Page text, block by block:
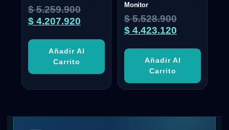
$5.259.900
$ 4.207.920
Añadir Al
Carrito
Monitor
$5.528.900
$ 4.423.120
Añadir Al
Carrito